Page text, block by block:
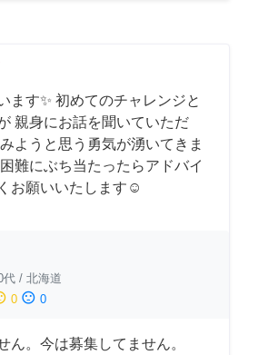
ます✨ 初めてのチャレンジと
親身にお話を聞いていただ
ようと思う勇気が湧いてきま
難にぶち当たったらアドバイ
お願いいたします☺️
代 / 北海道
0 sentiment_dissatisfied 0
ん。今は募集してません。